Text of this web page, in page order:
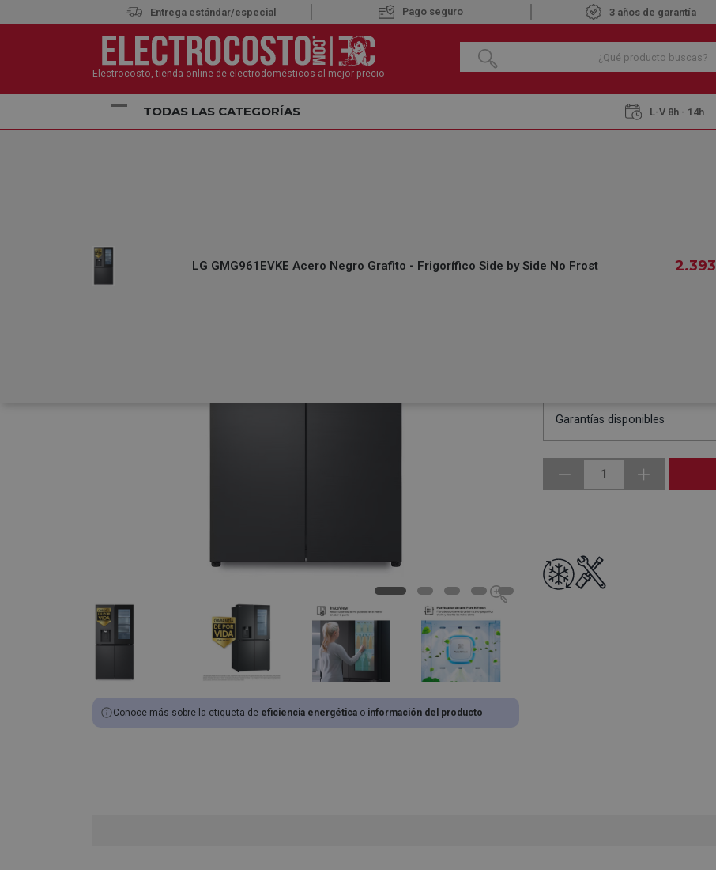
Entrega estándar/especial Pago seguro 3 años de garantía
Electrocosto, tienda online de electrodomésticos al mejor precio
TODAS LAS CATEGORÍAS L-V 8h - 14h
LG GMG961EVKE Acero Negro Grafito - Frigorífico Side by Side No Frost 2.393
Conoce más sobre la etiqueta de eficiencia energética o información del producto
2.393
Garantías disponibles
1